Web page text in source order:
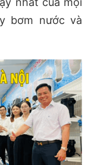
bơm nước và